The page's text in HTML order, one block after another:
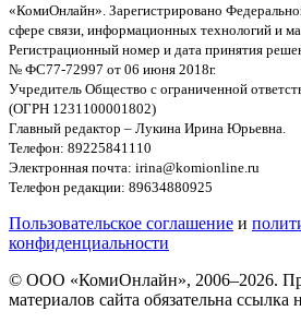
«КомиОнлайн». Зарегистрировано
сфере связи, информационных технологий и
Регистрационный номер и дата принятия
№ ФС77-72997 от 06 июня 2018г.
Учредитель Общество с ограниченной
(ОГРН 1231100001802)
Главный редактор – Лукина Ирина Юрьевна.
Телефон: 89225841110
Электронная почта: irina@komionline.ru
Телефон редакции: 89634880925
Пользовательское соглашение и
конфиденциальности
© ООО «КомиОнлайн», 2006–2026.
материалов сайта обязательна ссылка